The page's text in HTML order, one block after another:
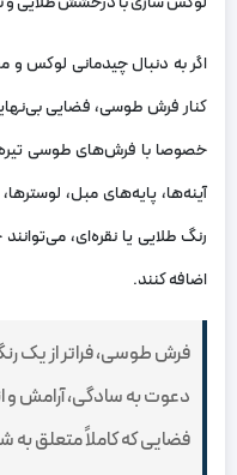
اگر به دنبال چیدمانی لوکس
کنار فرش طوسی، فضایی
خصوصا با فرش‌های طوسی تیره
آینه‌ها، پایه‌های مبل،
رنگ طلایی یا نقره‌ای،
اضافه کنند.
فرش طوسی، فراتر از یک
دعوت به سادگی، آرامش و
فضایی که کاملاً متعلق